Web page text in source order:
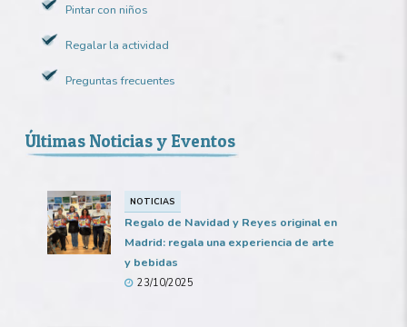
Pintar con niños
Regalar la actividad
Preguntas frecuentes
Últimas Noticias y Eventos
NOTICIAS
Regalo de Navidad y Reyes original en
Madrid: regala una experiencia de arte
y bebidas
23/10/2025